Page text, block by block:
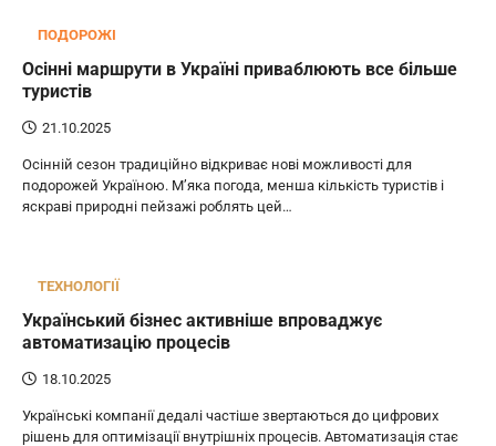
ПОДОРОЖІ
Осінні маршрути в Україні приваблюють все більше
туристів
21.10.2025
Осінній сезон традиційно відкриває нові можливості для
подорожей Україною. М’яка погода, менша кількість туристів і
яскраві природні пейзажі роблять цей…
ТЕХНОЛОГІЇ
Український бізнес активніше впроваджує
автоматизацію процесів
18.10.2025
Українські компанії дедалі частіше звертаються до цифрових
рішень для оптимізації внутрішніх процесів. Автоматизація стає